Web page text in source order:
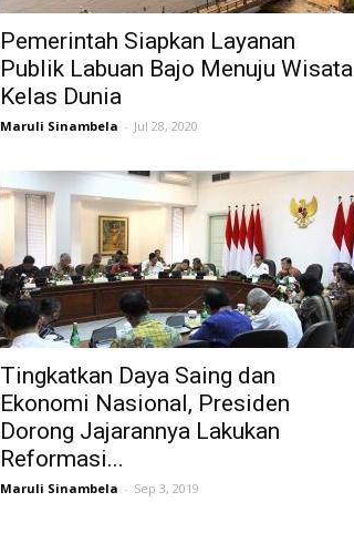
Pemerintah Siapkan Layanan
Publik Labuan Bajo Menuju Wisata
Kelas Dunia
Maruli Sinambela - Jul 28, 2020
Tingkatkan Daya Saing dan
Ekonomi Nasional, Presiden
Dorong Jajarannya Lakukan
Reformasi...
Maruli Sinambela - Sep 3, 2019